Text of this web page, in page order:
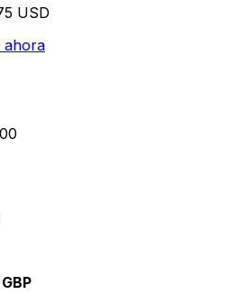
USD
ahora